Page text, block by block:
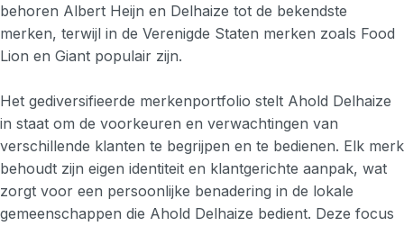
behoren Albert Heijn en Delhaize tot de bekendste
merken, terwijl in de Verenigde Staten merken zoals Food
Lion en Giant populair zijn.
Het gediversifieerde merkenportfolio stelt Ahold Delhaize
in staat om de voorkeuren en verwachtingen van
verschillende klanten te begrijpen en te bedienen. Elk merk
behoudt zijn eigen identiteit en klantgerichte aanpak, wat
zorgt voor een persoonlijke benadering in de lokale
gemeenschappen die Ahold Delhaize bedient. Deze focus